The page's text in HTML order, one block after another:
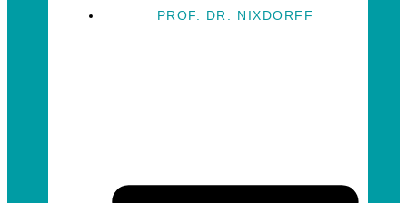
PROF. DR. NIXDORFF